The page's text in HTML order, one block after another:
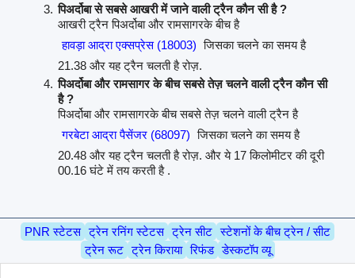
पिअर्दोबा से सबसे आखरी में जाने वाली ट्रैन कौन सी है ?
आखरी ट्रैन पिअर्दोबा और रामसागरके बीच है
हावड़ा आद्रा एक्सप्रेस (18003) जिसका चलने का समय है
21.38 और यह ट्रैन चलती है रोज़.
पिअर्दोबा और रामसागर के बीच सबसे तेज़ चलने वाली ट्रैन कौन सी
है ?
पिअर्दोबा और रामसागरके बीच सबसे तेज़ चलने वाली ट्रैन है
गरबेटा आद्रा पैसेंजर (68097) जिसका चलने का समय है
20.48 और यह ट्रैन चलती है रोज़. और ये 17 किलोमीटर की दूरी
00.16 घंटे में तय करती है .
PNR स्टेटस ट्रेन रनिंग स्टेटस ट्रेन सीट स्टेशनों के बीच ट्रेन / सीट
ट्रेन रूट ट्रेन किराया रिफंड डेस्कटॉप व्यू